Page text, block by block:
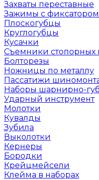
Захваты переставные
Зажимы с фиксатором
Плоскогубцы
Круглогубцы
Кусачки
Съемники стопорных
Болторезы
Ножницы по металлу
Пассатижи
Наборы шарнирно-
Ударный инструмент
Молотки
Кувалды
Зубила
Выколотки
Кернеры
Бородки
Крейцмейсели
Клейма в наборах